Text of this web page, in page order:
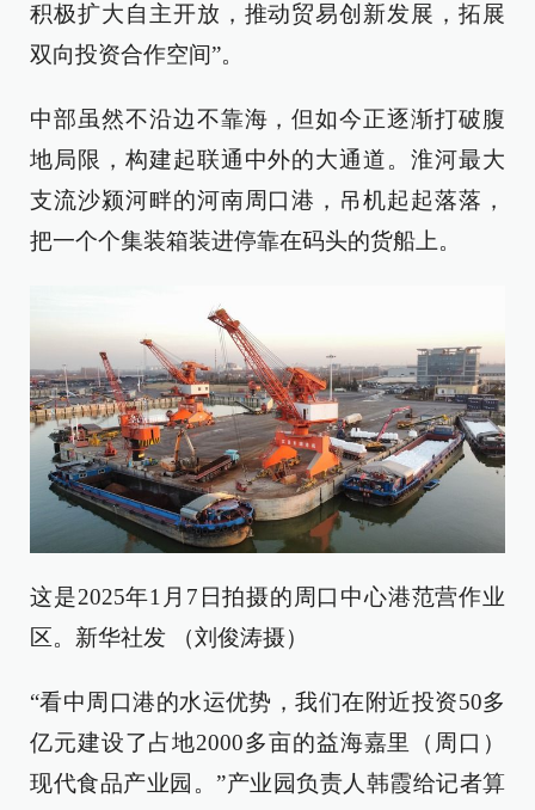
积极扩大自主开放，推动贸易创新发展，拓展
双向投资合作空间”。
中部虽然不沿边不靠海，但如今正逐渐打破腹
地局限，构建起联通中外的大通道。淮河最大
支流沙颍河畔的河南周口港，吊机起起落落，
把一个个集装箱装进停靠在码头的货船上。
这是2025年1月7日拍摄的周口中心港范营作业
区。新华社发 （刘俊涛摄）
“看中周口港的水运优势，我们在附近投资50多
亿元建设了占地2000多亩的益海嘉里（周口）
现代食品产业园。”产业园负责人韩霞给记者算